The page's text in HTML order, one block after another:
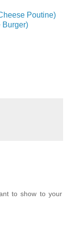
Poutine)
Burger)
to show to your